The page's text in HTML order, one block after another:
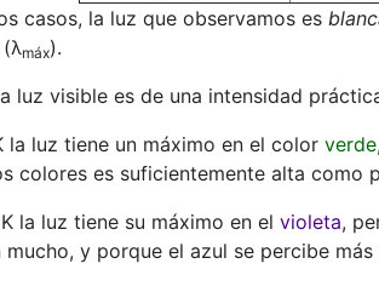
casos, la luz que observamos es
(λmáx).
luz visible es de una intensidad
luz tiene un máximo en el color verde
colores es suficientemente alta como
la luz tiene su máximo en el violeta,
mucho, y porque el azul se percibe